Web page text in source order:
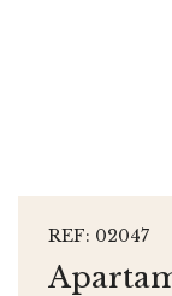
REF: 02047